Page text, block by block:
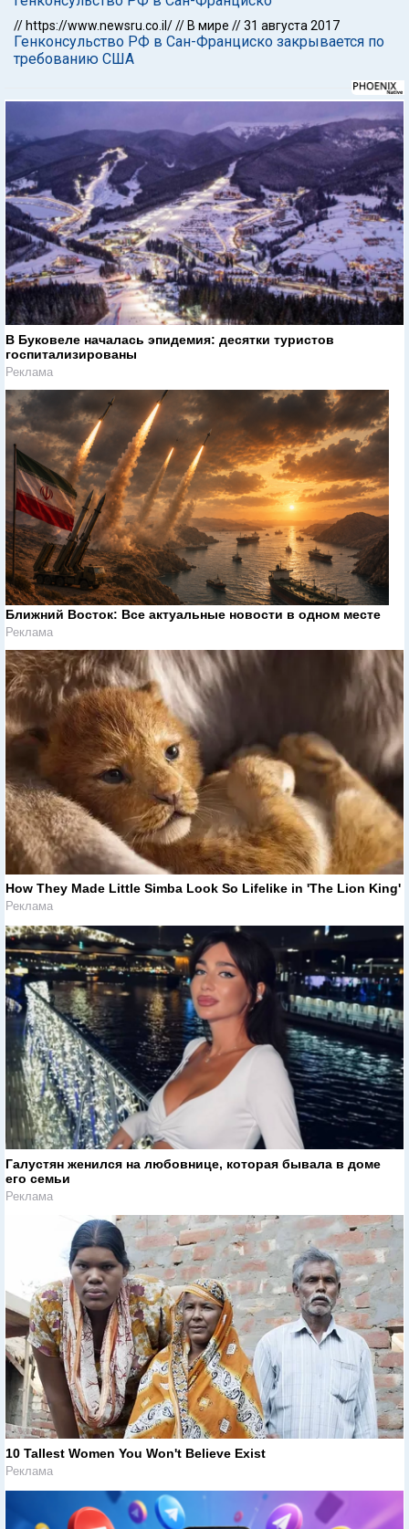
// https://www.newsru.co.il/// В мире //31 августа 2017
Генконсульство РФ в Сан-Франциско закрывается по
требованию США
В Буковеле началась эпидемия: десятки туристов
госпитализированы
Реклама
Ближний Восток: Все актуальные новости в одном месте
Реклама
How They Made Little Simba Look So Lifelike in 'The Lion King'
Реклама
Галустян женился на любовнице, которая бывала в доме
его семьи
Реклама
10 Tallest Women You Won't Believe Exist
Реклама